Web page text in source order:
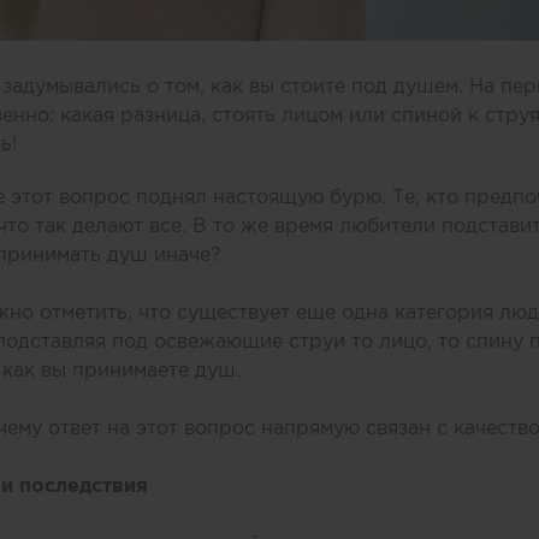
о том, как вы стоите под душем. На
какая разница, стоять лицом или спиной к
вопрос поднял настоящую бурю. Те, кто
так делают все. В то же время любители
душ иначе?
отметить, что существует еще одна категория
под освежающие струи то лицо, то спину
вы принимаете душ.
ответ на этот вопрос напрямую связан с
последствия